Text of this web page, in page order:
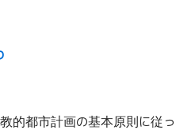
的都市計画の基本原則に従っ